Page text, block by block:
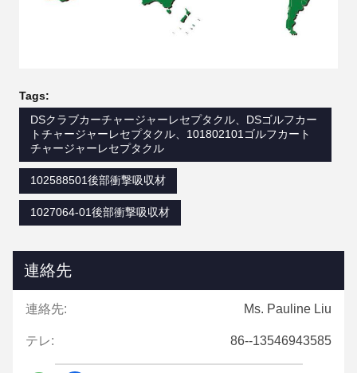
Tags:
DSクラブカーチャージャーレセプタクル、DSゴルフカー
トチャージャーレセプタクル、101802101ゴルフカート
チャージャーレセプタクル
102588501後部衝撃吸収材
1027064-01後部衝撃吸収材
連絡先
連絡先: Ms. Pauline Liu
テレ: 86--13546943585